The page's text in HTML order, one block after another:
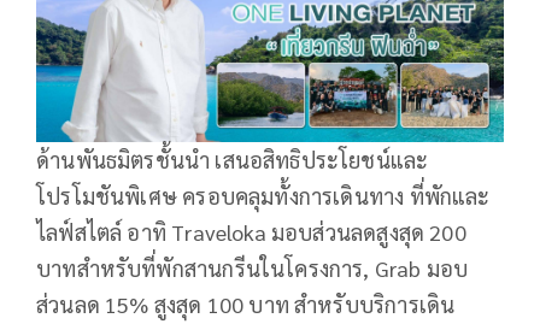
ด้านพันธมิตรชั้นนำ เสนอสิทธิประโยชน์และ
โปรโมชันพิเศษ ครอบคลุมทั้งการเดินทาง ที่พักและ
ไลฟ์สไตล์ อาทิ Traveloka มอบส่วนลดสูงสุด 200
บาทสำหรับที่พักสานกรีนในโครงการ, Grab มอบ
ส่วนลด 15% สูงสุด 100 บาท สำหรับบริการเดิน